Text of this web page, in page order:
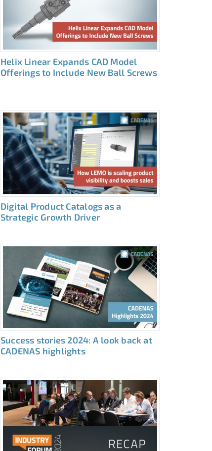
Helix Linear Expands CAD Model
Offerings to Include New Ball Screws
Digital Product Catalogs as a
Strategic Growth Driver
Success stories 2024: A look back at
CADENAS highlights